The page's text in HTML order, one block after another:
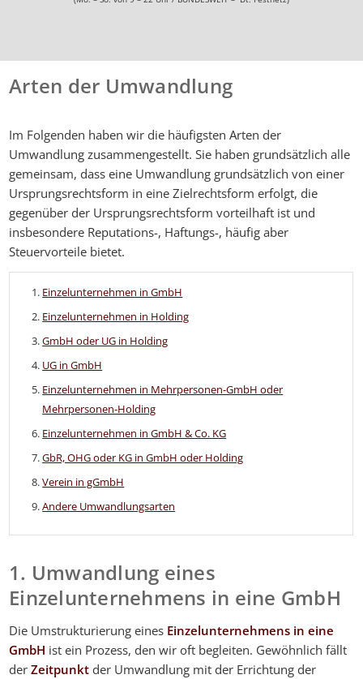
Arten der Umwandlung
Im Folgenden haben wir die häufigsten Arten der
Umwandlung zusammengestellt. Sie haben grundsätzlich alle
gemeinsam, dass eine Umwandlung grundsätzlich von einer
Ursprungsrechtsform in eine Zielrechtsform erfolgt, die
gegenüber der Ursprungsrechtsform vorteilhaft ist und
insbesondere Reputations-, Haftungs-, häufig aber
Steuervorteile bietet.
Einzelunternehmen in GmbH
Einzelunternehmen in Holding
GmbH oder UG in Holding
UG in GmbH
Einzelunternehmen in Mehrpersonen-GmbH oder
Mehrpersonen-Holding
Einzelunternehmen in GmbH & Co. KG
GbR, OHG oder KG in GmbH oder Holding
Verein in gGmbH
Andere Umwandlungsarten
1. Umwandlung eines
Einzelunternehmens in eine GmbH
Die Umstrukturierung eines Einzelunternehmens in eine
GmbH ist ein Prozess, den wir oft begleiten. Gewöhnlich fällt
derZeitpunkt der Umwandlung mit der Errichtung der